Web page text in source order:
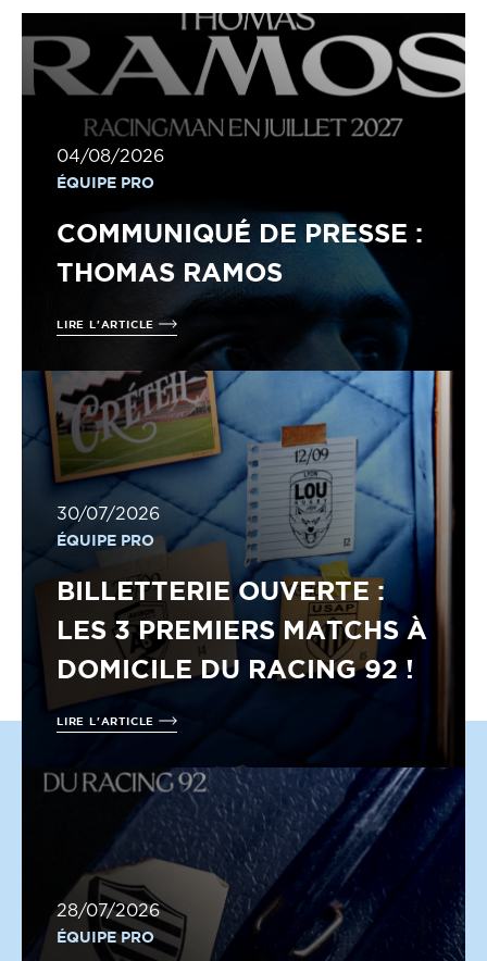
04/08/2026
ÉQUIPE PRO
COMMUNIQUÉ DE PRESSE :
THOMAS RAMOS
LIRE L'ARTICLE
30/07/2026
ÉQUIPE PRO
BILLETTERIE OUVERTE :
LES 3 PREMIERS MATCHS À
DOMICILE DU RACING 92 !
LIRE L'ARTICLE
28/07/2026
ÉQUIPE PRO